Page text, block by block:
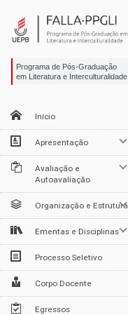
para
para
para
para

Programa de Pós-Graduação
em Literatura e Interculturalidade
Início
Apresentação
Avaliação e
Autoavaliação
Organização e Estrutura
Ementas e Disciplinas
Processo Seletivo
Corpo Docente
Egressos